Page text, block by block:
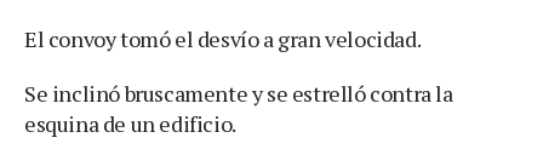
El convoy tomó el desvío a gran velocidad.
Se inclinó bruscamente y se estrelló contra la
esquina de un edificio.